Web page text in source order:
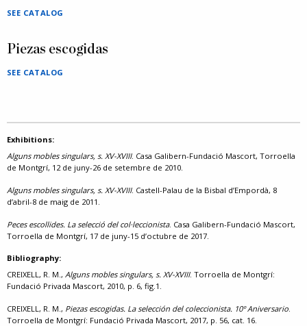
SEE CATALOG
Piezas escogidas
SEE CATALOG
Exhibitions:
Alguns mobles singulars, s. XV-XVIII. Casa Galibern-Fundació Mascort, Torroella
de Montgrí, 12 de juny-26 de setembre de 2010.
Alguns mobles singulars, s. XV-XVIII. Castell-Palau de la Bisbal d’Empordà, 8
d’abril-8 de maig de 2011.
Peces escollides. La selecció del col·leccionista. Casa Galibern-Fundació Mascort,
Torroella de Montgrí, 17 de juny-15 d’octubre de 2017.
Bibliography:
CREIXELL, R. M., Alguns mobles singulars, s. XV-XVIII. Torroella de Montgrí:
Fundació Privada Mascort, 2010, p. 6, fig.1.
CREIXELL, R. M., Piezas escogidas. La selección del coleccionista. 10º Aniversario
Torroella de Montgrí: Fundació Privada Mascort, 2017, p. 56, cat. 16.